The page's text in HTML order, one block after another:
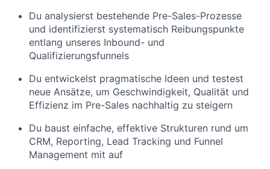
Du analysierst bestehende Pre-Sales-Prozesse
und identifizierst systematisch Reibungspunkte
entlang unseres Inbound- und
Qualifizierungsfunnels
Du entwickelst pragmatische Ideen und testest
neue Ansätze, um Geschwindigkeit, Qualität und
Effizienz im Pre-Sales nachhaltig zu steigern
Du baust einfache, effektive Strukturen rund um
CRM, Reporting, Lead Tracking und Funnel
Management mit auf